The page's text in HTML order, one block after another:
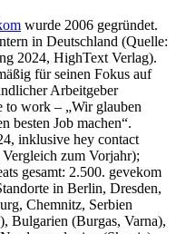
wurde 2006 gegründet.
in Deutschland (Quelle:
2024, HighText Verlag).
für seinen Fokus auf
Arbeitgeber
to work – „Wir glauben
besten Job machen“.
inklusive hey contact
zum Vorjahr);
gesamt: 2.500. gevekom
in Berlin, Dresden,
Chemnitz, Serbien
Bulgarien (Burgas, Varna),